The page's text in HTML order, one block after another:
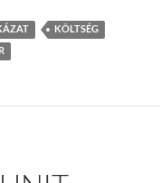
KÖLTSÉG